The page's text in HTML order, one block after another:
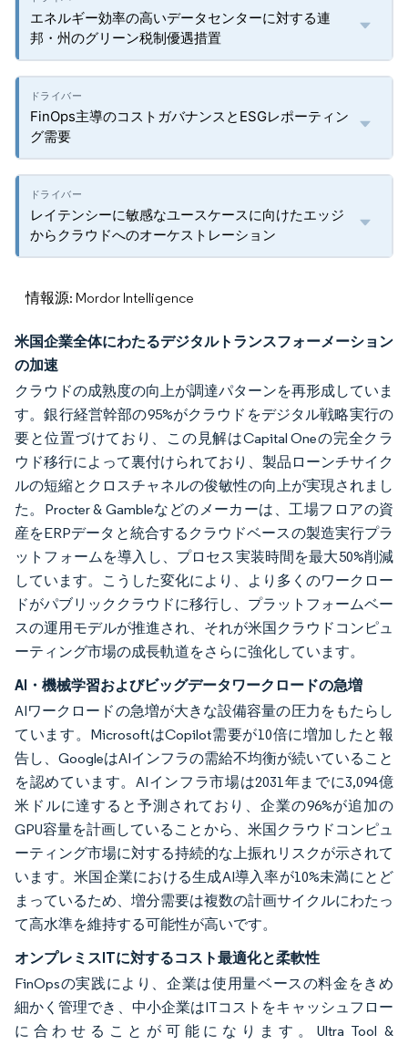
エネルギー効率の高いデータセンターに対する連
邦・州のグリーン税制優遇措置
FinOps主導のコストガバナンスとESGレポーティン
グ需要
レイテンシーに敏感なユースケースに向けたエッジ
からクラウドへのオーケストレーション
情報源: Mordor Intelligence
米国企業全体にわたるデジタルトランスフォーメーション
の加速
クラウドの成熟度の向上が調達パターンを再形成していま
す。銀行経営幹部の95%がクラウドをデジタル戦略実行の
要と位置づけており、この見解はCapital Oneの完全クラ
ウド移行によって裏付けられており、製品ローンチサイク
ルの短縮とクロスチャネルの俊敏性の向上が実現されまし
た。Procter & Gambleなどのメーカーは、工場フロアの資
産をERPデータと統合するクラウドベースの製造実行プラ
ットフォームを導入し、プロセス実装時間を最大50%削減
しています。こうした変化により、より多くのワークロー
ドがパブリッククラウドに移行し、プラットフォームベー
スの運用モデルが推進され、それが米国クラウドコンピュ
ーティング市場の成長軌道をさらに強化しています。
AI・機械学習およびビッグデータワークロードの急増
AIワークロードの急増が大きな設備容量の圧力をもたらし
ています。MicrosoftはCopilot需要が10倍に増加したと報
告し、GoogleはAIインフラの需給不均衡が続いていること
を認めています。AIインフラ市場は2031年までに3,094億
米ドルに達すると予測されており、企業の96%が追加の
GPU容量を計画していることから、米国クラウドコンピュ
ーティング市場に対する持続的な上振れリスクが示されて
います。米国企業における生成AI導入率が10%未満にとど
まっているため、増分需要は複数の計画サイクルにわたっ
て高水準を維持する可能性が高いです。
オンプレミスITに対するコスト最適化と柔軟性
FinOpsの実践により、企業は使用量ベースの料金をきめ
細かく管理でき、中小企業はITコストをキャッシュフロー
に合わせることが可能になります。Ultra Tool &